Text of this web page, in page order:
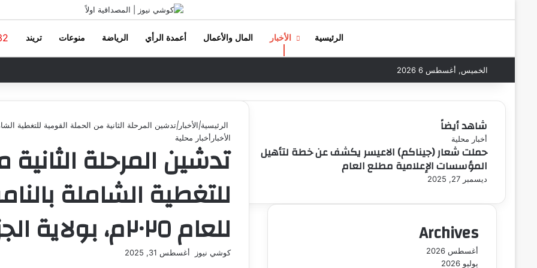
الرئيسية الأخبار المال والأعمال أعمدة الرأي الرياضة منوعات تريند
الخميس, أغسطس 6 2026
الرئيسية|الأخبار|تدشين المرحلة الثانية من الحملة القومية للتغطية الشاملة
الأخبار أخبار محلية
تدشين المرحلة
للتغطية الشاملة
للعام ٢٠٢٥م، بولاية الجزيرة
كوشي نيوز
أأغسطس 31, 2025
شاهد أيضاً
إ
غ
ل
ا
أخبار محلية
حملت شعار (جيناكم) الاعيسر يكشف عن خطة لتأهيل
المؤسسات الإعلامية مطلع العام
ديسمبر 27, 2025
Archives
أغسطس 2026
يوليو 2026